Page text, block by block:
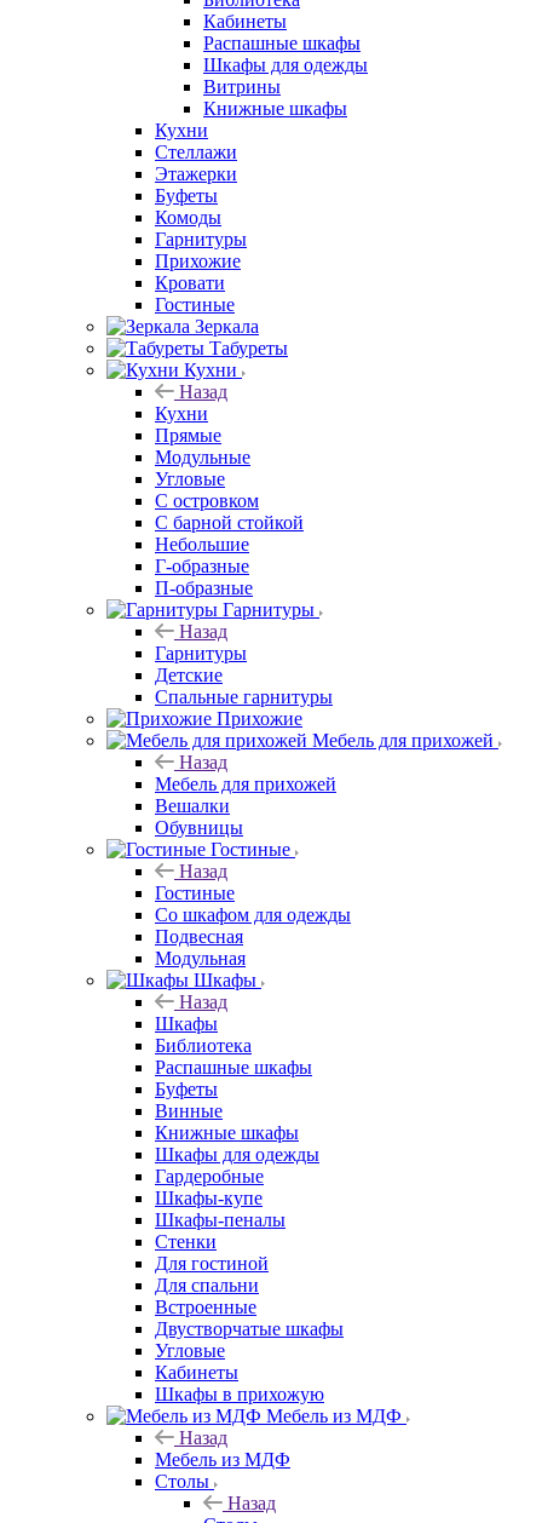
Кабинеты
Распашные шкафы
Шкафы для одежды
Витрины
Книжные шкафы
Кухни
Стеллажи
Этажерки
Буфеты
Комоды
Гарнитуры
Прихожие
Кровати
Гостиные
Зеркала
Табуреты
Кухни
Назад
Кухни
Прямые
Модульные
Угловые
С островком
С барной стойкой
Небольшие
Г-образные
П-образные
Гарнитуры
Назад
Гарнитуры
Детские
Спальные гарнитуры
Прихожие
Мебель для прихожей
Назад
Мебель для прихожей
Вешалки
Обувницы
Гостиные
Назад
Гостиные
Со шкафом для одежды
Подвесная
Модульная
Шкафы
Назад
Шкафы
Библиотека
Распашные шкафы
Буфеты
Винные
Книжные шкафы
Шкафы для одежды
Гардеробные
Шкафы-купе
Шкафы-пеналы
Стенки
Для гостиной
Для спальни
Встроенные
Двустворчатые шкафы
Угловые
Кабинеты
Шкафы в прихожую
Мебель из МДФ
Назад
Мебель из МДФ
Столы
Назад